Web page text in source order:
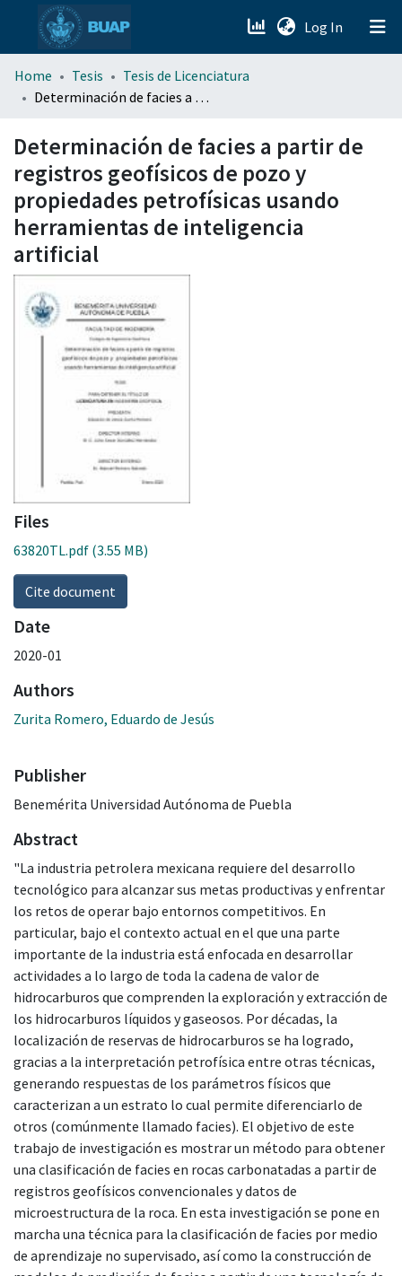
Log In (current)
menu.section.about_menu
Home Tesis
Tesis de Licenciatura
Determinación de facies a partir de registros geofísicos de pozo y propiedades petrofísicas usando herramientas de inteligencia artificial
Determinación de facies a partir de
registros geofísicos de pozo y
propiedades petrofísicas usando
herramientas de inteligencia
artificial
Files
63820TL.pdf (3.55 MB)
Cite document
Date
2020-01
Authors
Zurita Romero, Eduardo de Jesús
Publisher
Benemérita Universidad Autónoma de Puebla
Abstract
"La industria petrolera mexicana requiere del desarrollo
tecnológico para alcanzar sus metas productivas y enfrentar
los retos de operar bajo entornos competitivos. En
particular, bajo el contexto actual en el que una parte
importante de la industria está enfocada en desarrollar
actividades a lo largo de toda la cadena de valor de
hidrocarburos que comprenden la exploración y extracción de
los hidrocarburos líquidos y gaseosos. Por décadas, la
localización de reservas de hidrocarburos se ha logrado,
gracias a la interpretación petrofísica entre otras técnicas,
generando respuestas de los parámetros físicos que
caracterizan a un estrato lo cual permite diferenciarlo de
otros (comúnmente llamado facies). El objetivo de este
trabajo de investigación es mostrar un método para obtener
una clasificación de facies en rocas carbonatadas a partir de
registros geofísicos convencionales y datos de
microestructura de la roca. En esta investigación se pone en
marcha una técnica para la clasificación de facies por medio
de aprendizaje no supervisado, así como la construcción de